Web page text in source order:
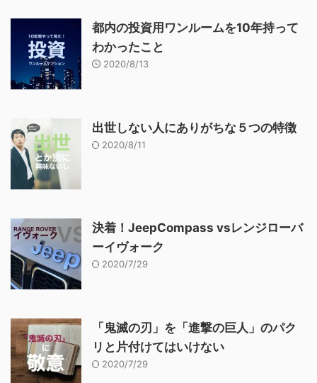
都内の投資用ワンルームを10年持って
わかったこと
2020/8/13
出世しない人にありがちな５つの特徴
2020/8/11
決着！JeepCompass vsレンジローバ
ーイヴォーク
2020/7/29
「鬼滅の刃」を「進撃の巨人」のパク
リと片付けてはいけない
2020/7/29